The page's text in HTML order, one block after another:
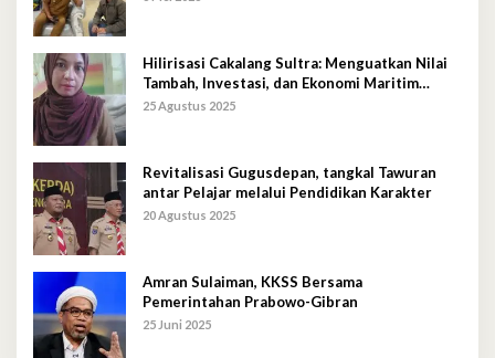
Hilirisasi Cakalang Sultra: Menguatkan Nilai
Tambah, Investasi, dan Ekonomi Maritim
Berkelanjutan
25 Agustus 2025
Revitalisasi Gugusdepan, tangkal Tawuran
antar Pelajar melalui Pendidikan Karakter
20 Agustus 2025
Amran Sulaiman, KKSS Bersama
Pemerintahan Prabowo-Gibran
25 Juni 2025